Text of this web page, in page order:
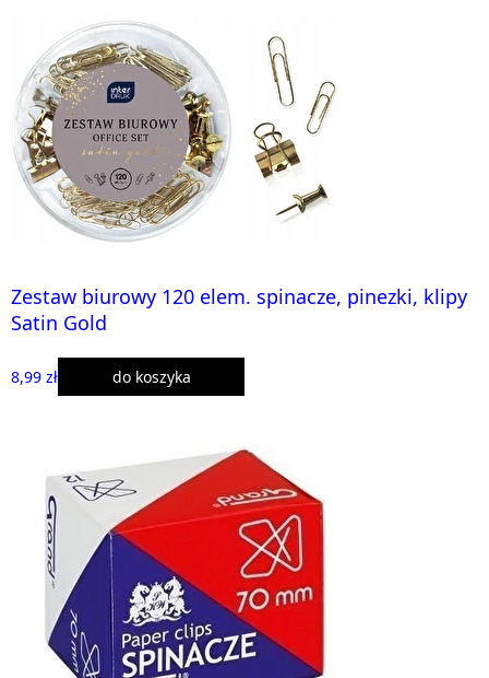
Zestaw biurowy 120 elem. spinacze, pinezki, klipy
Satin Gold
8,99 zł do koszyka